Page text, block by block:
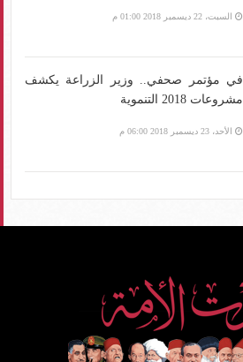
السبت، 22 ديسمبر 2018 01:00 م
في مؤتمر صحفي.. وزير الزراعة يكشف
مشروعات 2018 التنموية
الأحد، 23 ديسمبر 2018 06:00 م